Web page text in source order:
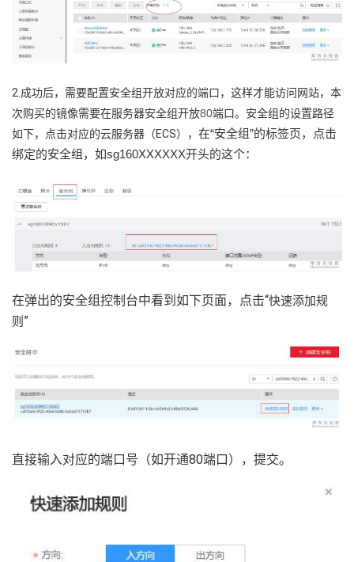
堂
的
课
我
的我
验
收
藏
我
技
术
的
云
议
2.成功后，需要配置安全组开放对应的端口，这样才能访问网站，本
次购买的镜像需要在服务器安全组开放80端口。安全组的设置路径
如下，点击对应的云服务器（ECS）， 在“安全组”的标签页，点击
绑定的安全组，如sg160XXXXXX开头的这个：
在弹出的安全组控制台中看到如下页面，点击“快速添加规
则 ”
直接输入对应的端口号（如开通80端口），提交。